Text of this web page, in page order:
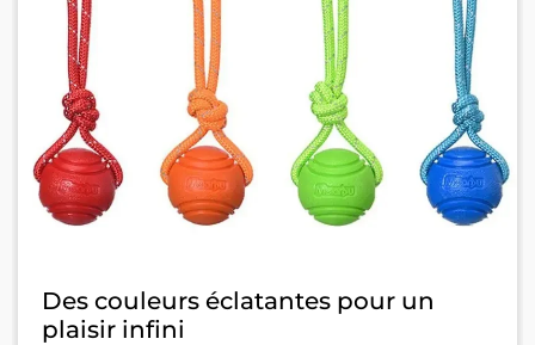
Des couleurs éclatantes pour un
plaisir infini